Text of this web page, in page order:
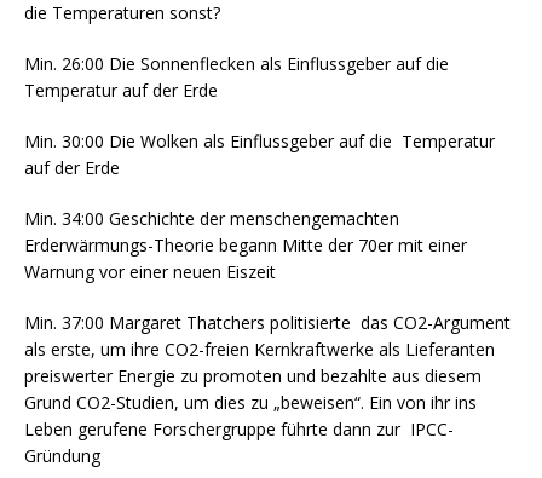
die Temperaturen sonst?
Min. 26:00 Die Sonnenflecken als Einflussgeber auf die
Temperatur auf der Erde
Min. 30:00 Die Wolken als Einflussgeber auf die Temperatur
auf der Erde
Min. 34:00 Geschichte der menschengemachten
Erderwärmungs-Theorie begann Mitte der 70er mit einer
Warnung vor einer neuen Eiszeit
Min. 37:00 Margaret Thatchers politisierte das CO2-Argument
als erste, um ihre CO2-freien Kernkraftwerke als Lieferanten
preiswerter Energie zu promoten und bezahlte aus diesem
Grund CO2-Studien, um dies zu „beweisen“. Ein von ihr ins
Leben gerufene Forschergruppe führte dann zur IPCC-
Gründung